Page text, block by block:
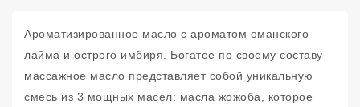
Ароматизированное масло с ароматом оманского
лайма и острого имбиря. Богатое по своему составу
массажное масло представляет собой уникальную
смесь из 3 мощных масел: масла жожоба, которое